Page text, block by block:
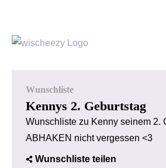
Wunschliste
Kennys 2. Geburtstag
Wunschliste zu Kenny seinem 2.
ABHAKEN nicht vergessen <3
Wunschliste teilen